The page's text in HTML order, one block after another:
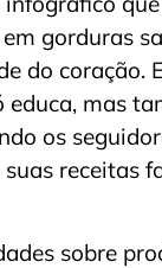
gorduras
do coração.
educa, mas
os
receitas
sobre